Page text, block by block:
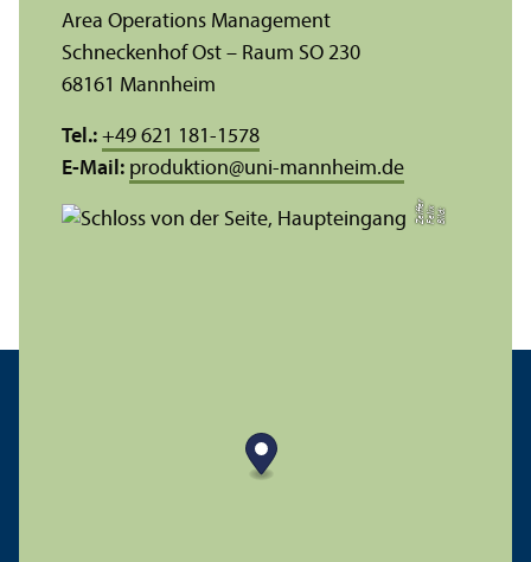
Bil
d:
F
eli
x
Z
eiff
e
r
Area Operations Management
Schneckenhof Ost – Raum SO 230
68161 Mannheim
Tel.: +49 621 181-1578
E-Mail: produktion@uni-mannheim.de